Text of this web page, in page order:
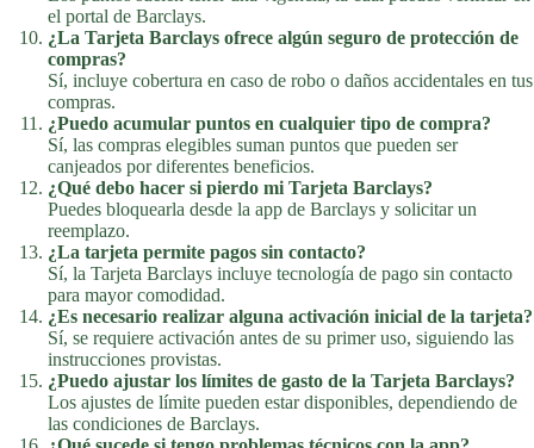
el portal de Barclays.
¿La Tarjeta Barclays ofrece algún seguro de protección de
compras?
Sí, incluye cobertura en caso de robo o daños accidentales en tus
compras.
¿Puedo acumular puntos en cualquier tipo de compra?
Sí, las compras elegibles suman puntos que pueden ser
canjeados por diferentes beneficios.
¿Qué debo hacer si pierdo mi Tarjeta Barclays?
Puedes bloquearla desde la app de Barclays y solicitar un
reemplazo.
¿La tarjeta permite pagos sin contacto?
Sí, la Tarjeta Barclays incluye tecnología de pago sin contacto
para mayor comodidad.
¿Es necesario realizar alguna activación inicial de la tarjeta?
Sí, se requiere activación antes de su primer uso, siguiendo las
instrucciones provistas.
¿Puedo ajustar los límites de gasto de la Tarjeta Barclays?
Los ajustes de límite pueden estar disponibles, dependiendo de
las condiciones de Barclays.